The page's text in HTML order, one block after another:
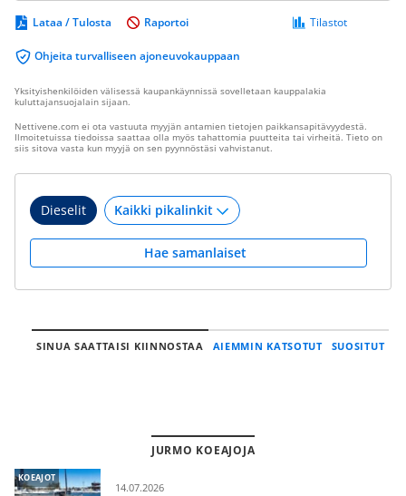
Lataa / Tulosta
Ohjeita turvalliseen ajoneuvokauppaan
Tilastot
Raportoi
Yksityishenkilöiden välisessä kaupankäynnissä sovelletaan kauppalakia
kuluttajansuojalain sijaan.
Nettivene.com ei ota vastuuta myyjän antamien tietojen paikkansapitävyydestä.
Ilmoitetuissa tiedoissa saattaa olla myös tahattomia puutteita tai virheitä. Tieto on
siis sitova vasta kun myyjä on sen pyynnöstäsi vahvistanut.
Dieselit
Hae samanlaiset
SINUA SAATTAISI KIINNOSTAA AIEMMIN KATSOTUT SUOSITUT
JURMO KOEAJOJA
KOEAJOT
14.07.2026